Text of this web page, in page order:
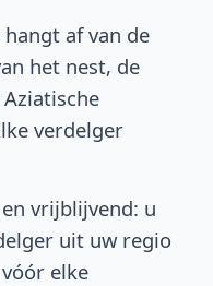
af van de
het nest, de
verdelger
vrijblijvend: u
uit uw regio
elke